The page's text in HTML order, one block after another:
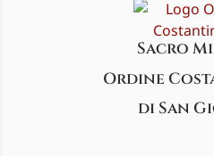
Sacro
Ordine
di San